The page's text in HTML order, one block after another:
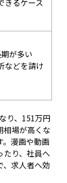
きるケース
が多い
などを請け
り、151万円
相場が高くな
。漫画や動画
たり、社員へ
、求人者へ効